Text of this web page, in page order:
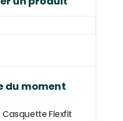
du moment
Casquette Flexfit